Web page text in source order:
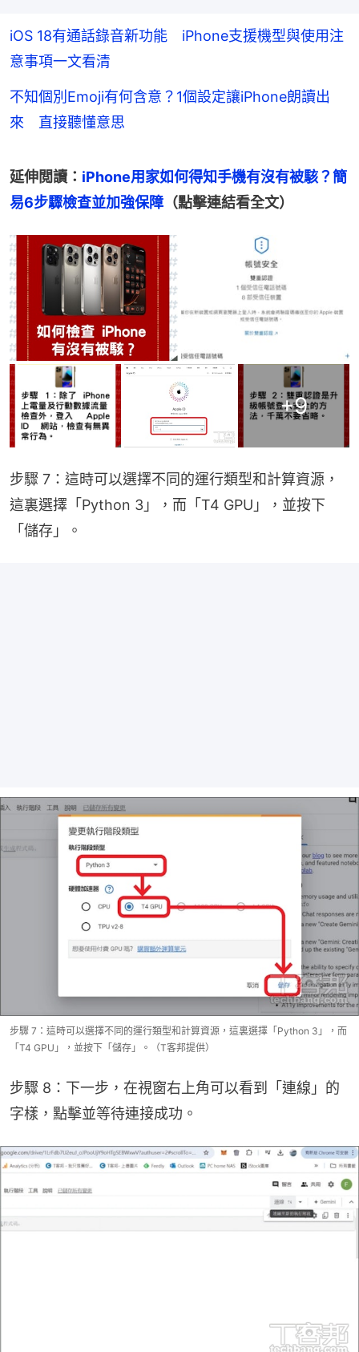
iOS 18有通話錄音新功能 iPhone支援機型與使用注
意事項一文看清
不知個別Emoji有何含意？1個設定讓iPhone朗讀出
來 直接聽懂意思
延伸閲讀： iPhone用家如何得知手機有沒有被駭？簡
易6步驟檢查並加強保障 （點擊連結看全文）
+9
步驟 7：這時可以選擇不同的運行類型和計算資源，
這裏選擇「Python 3」，而「T4 GPU」，並按下
「儲存」。
步驟 7：這時可以選擇不同的運行類型和計算資源，這裏選擇「Python 3」，而
「T4 GPU」，並按下「儲存」。（T客邦提供）
步驟 8：下一步，在視窗右上角可以看到「連線」的
字樣，點擊並等待連接成功。